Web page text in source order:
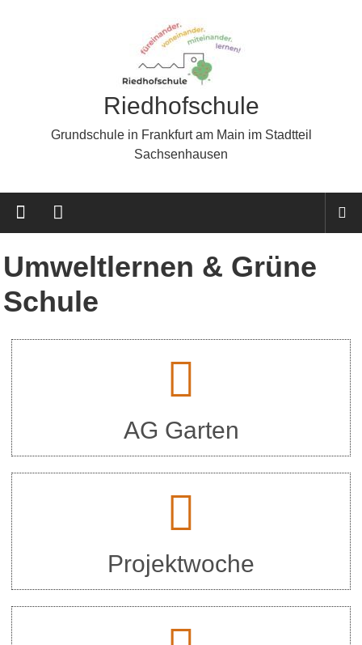
Riedhofschule
Grundschule in Frankfurt am Main im Stadtteil
Sachsenhausen
Umweltlernen & Grüne
Schule
AG Garten
Projektwoche